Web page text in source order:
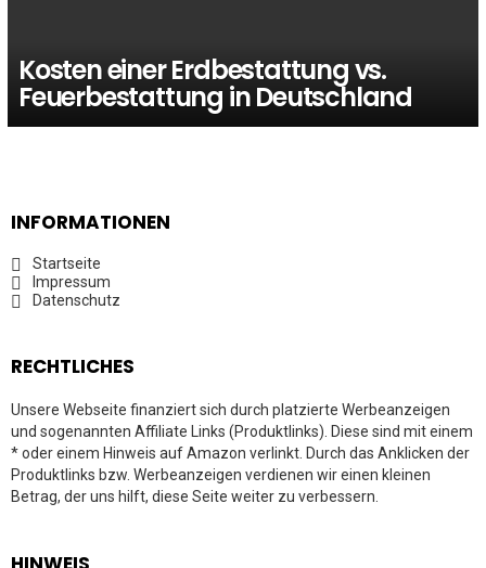
Kosten einer Erdbestattung vs.
Feuerbestattung in Deutschland
INFORMATIONEN
Startseite
Impressum
Datenschutz
RECHTLICHES
Unsere Webseite finanziert sich durch platzierte Werbeanzeigen
und sogenannten Affiliate Links (Produktlinks). Diese sind mit einem
* oder einem Hinweis auf Amazon verlinkt. Durch das Anklicken der
Produktlinks bzw. Werbeanzeigen verdienen wir einen kleinen
Betrag, der uns hilft, diese Seite weiter zu verbessern.